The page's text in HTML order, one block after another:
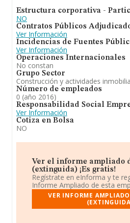
Estructura corporativa -
NO
Contratos Públicos
Ver Información
Incidencias de Fuentes
Ver Información
Operaciones Internacionales
No constan
Grupo Sector
Construcción y actividades
Número de empleados
0 (año 2016)
Responsabilidad Social
Ver Información
Cotiza en Bolsa
NO
Ver el informe ampliado
(extinguida) ¡Es gratis!
Regístrate en eInforma y te
Informe Ampliado de esta
VER INFORME